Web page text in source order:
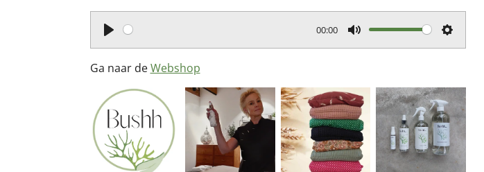
P
l
y
00:00
M
e
S
t
i
g
Ga naar deWebshop